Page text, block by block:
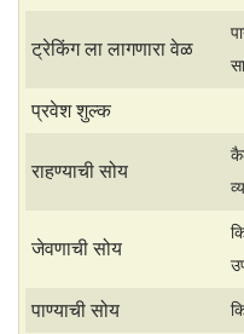
ट्रेकिंग ला लागणारा वेळ
प्रवेश शुल्क
राहण्याची सोय
जेवणाची सोय
पाण्याची सोय